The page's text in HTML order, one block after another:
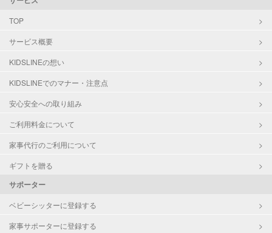
TOP
サービス概要
KIDSLINEの想い
KIDSLINEでのマナー・注意点
安心安全への取り組み
ご利用料金について
家事代行のご利用について
ギフトを贈る
サポーター
ベビーシッターに登録する
家事サポーターに登録する